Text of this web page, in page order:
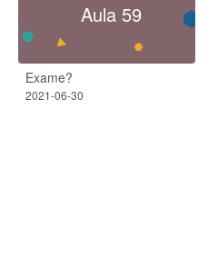
Aula 59
Exame?
2021-06-30